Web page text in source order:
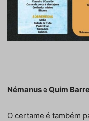
Némanus e Quim
O certame é também